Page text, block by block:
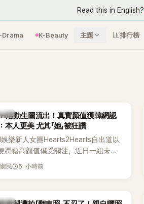
Read this in English?
Drama K-Beauty 主題 排行榜
活動生圖流出！真實顏值獲韓網認
證：本人更美 尤其「她」被狂讚
娛樂新人女團Hearts2Hearts自出道以
憑藉高顏值備受關注，近日一組未經
的現場照片在韓網瘋傳，再度掀起熱
民 5 小時前